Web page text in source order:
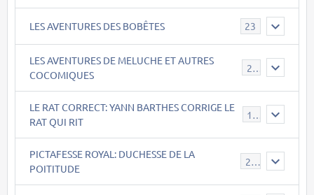
LES AVENTURES DES BOBÊTES 23
LES AVENTURES DE MELUCHE ET AUTRES
COCOMIQUES
22
LE RAT CORRECT: YANN BARTHES CORRIGE LE
RAT QUI RIT
15
PICTAFESSE ROYAL: DUCHESSE DE LA
POITITUDE
23